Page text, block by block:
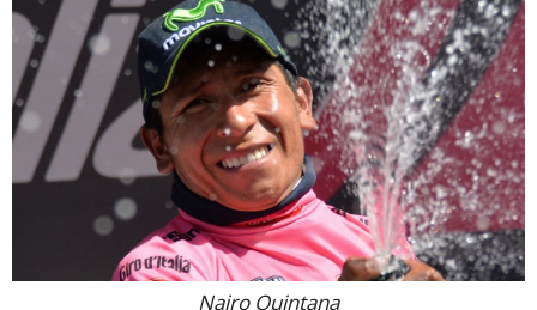
Nairo Quintana